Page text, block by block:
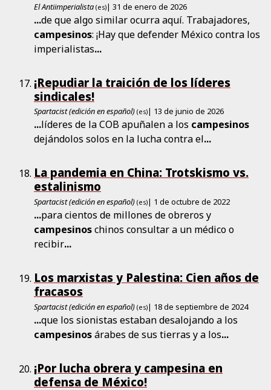
El Antiimperialista (es)| 31 de enero de 2026
...de que algo similar ocurra aquí. Trabajadores,
campesinos: ¡Hay que defender México contra los
imperialistas...
¡Repudiar la traición de los líderes
sindicales!
Spartacist (edición en español) (es)| 13 de junio de 2026
...líderes de la COB apuñalen a los campesinos
dejándolos solos en la lucha contra el...
La pandemia en China: Trotskismo vs.
estalinismo
Spartacist (edición en español) (es)| 1 de octubre de 2022
...para cientos de millones de obreros y
campesinoschinos consultar a un médico o
recibir...
Los marxistas y Palestina: Cien años de
fracasos
Spartacist (edición en español) (es)| 18 de septiembre de 2024
...que los sionistas estaban desalojando a los
campesinosárabes de sus tierras y a los...
¡Por lucha obrera y campesina en
defensa de México!